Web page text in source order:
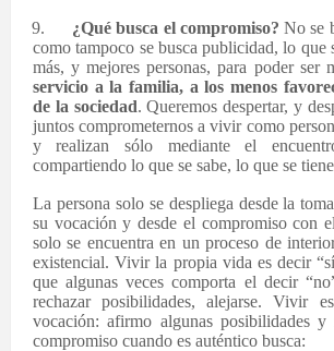
9. ¿Qué busca el compromiso? No se
como tampoco se busca publicidad, lo que
más, y mejores personas, para poder ser
servicio a la familia, a los menos
de la sociedad. Queremos despertar, y
juntos comprometernos a vivir como
y realizan sólo mediante el
compartiendo lo que se sabe, lo que se
La persona solo se despliega desde la
su vocación y desde el compromiso con
solo se encuentra en un proceso de
existencial. Vivir la propia vida es decir
que algunas veces comporta el decir
rechazar posibilidades, alejarse. Vivir
vocación: afirmo algunas posibilidades y
compromiso cuando es auténtico busca: